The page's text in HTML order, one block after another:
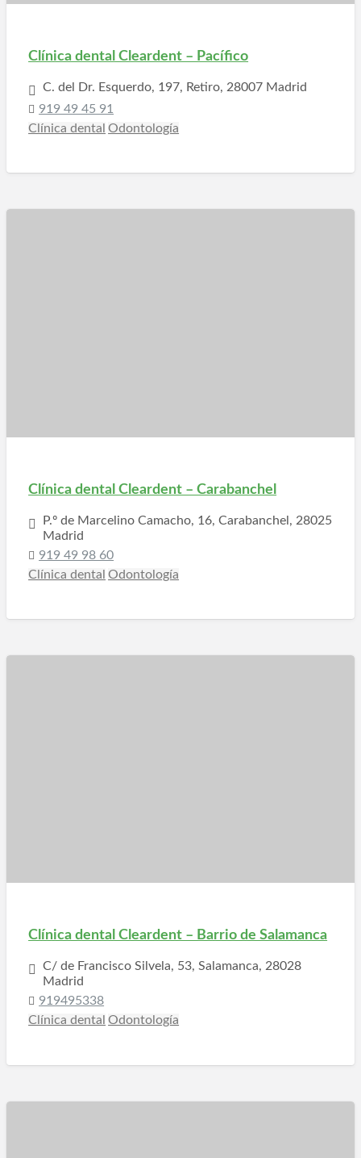
Clínica dental Cleardent – Pacífico
C. del Dr. Esquerdo, 197, Retiro, 28007 Madrid
919 49 45 91
Clínica dental Odontología
Clínica dental Cleardent – Carabanchel
P.º de Marcelino Camacho, 16, Carabanchel, 28025
Madrid
919 49 98 60
Clínica dental Odontología
Clínica dental Cleardent – Barrio de Salamanca
C/ de Francisco Silvela, 53, Salamanca, 28028
Madrid
919495338
Clínica dental Odontología